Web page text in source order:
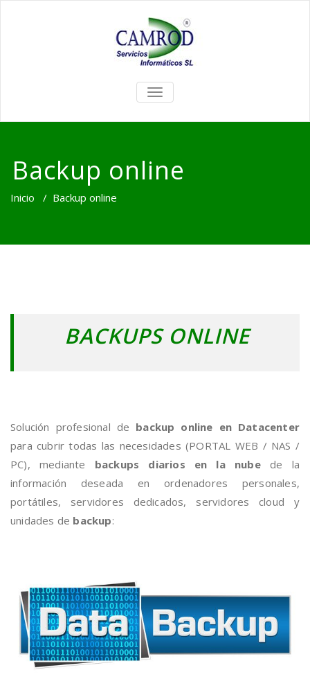
TOGGLE
Backup online
Inicio / Backup online
BACKUPS ONLINE
Solución profesional de backup online en Datacenter
para cubrir todas las necesidades (PORTAL WEB / NAS /
PC), mediante backups diarios en la nubede la
información deseada en ordenadores personales,
portátiles, servidores dedicados, servidores cloud y
unidades de backup: